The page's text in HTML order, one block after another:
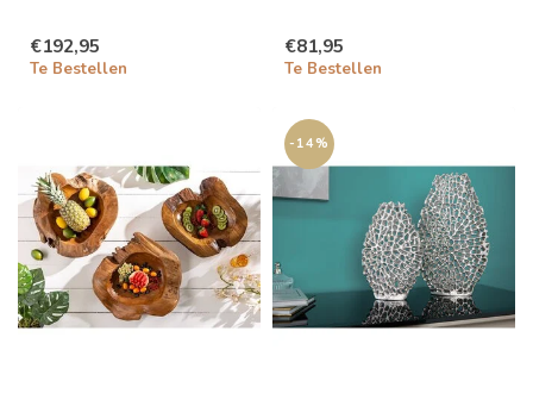
€192,95
Te Bestellen
€81,95
Te Bestellen
-14%